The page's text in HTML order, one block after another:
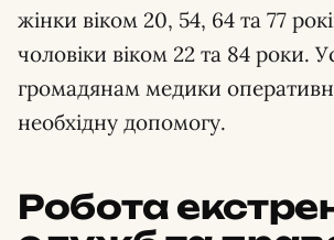
жінки віком 20, 54, 64 та 77
чоловіки віком 22 та 84 роки.
громадянам медики
необхідну допомогу.
Робота